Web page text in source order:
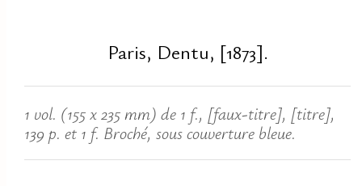
Paris, Dentu, [1873].
1 vol. (155 x 235 mm) de 1 f., [faux-titre], [titre],
139 p. et 1 f. Broché, sous couverture bleue.